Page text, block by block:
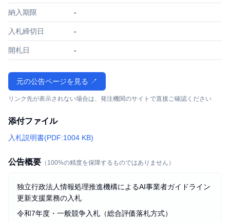
納入期限 -
入札締切日 -
開札日 -
元の公告ページを見る ↗
リンク先が表示されない場合は、発注機関のサイトで直接ご確認ください
添付ファイル
入札説明書(PDF:1004 KB)
公告概要 （100%の精度を保障するものではありません）
独立行政法人情報処理推進機構によるAI事業者ガイドライン
更新支援業務の入札
令和7年度・一般競争入札（総合評価落札方式）